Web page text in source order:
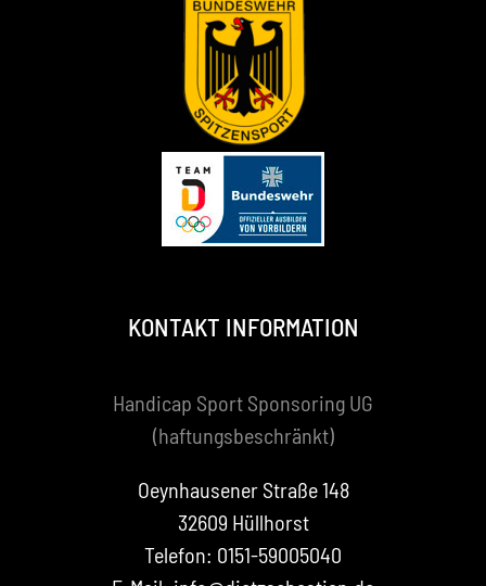
KONTAKT INFORMATION
Handicap Sport Sponsoring UG
(haftungsbeschränkt)
Oeynhausener Straße 148
32609 Hüllhorst
Telefon: 0151-59005040